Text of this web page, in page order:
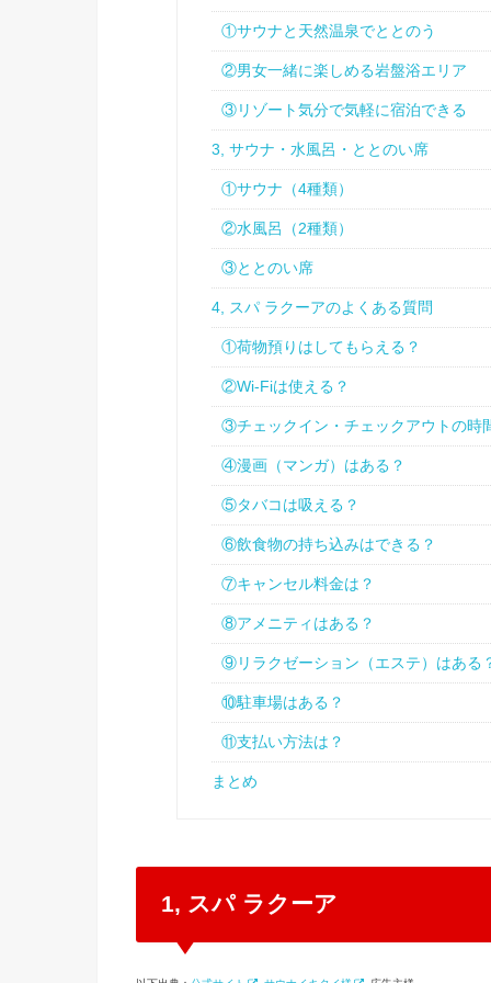
①サウナと天然温泉でととのう
②男女一緒に楽しめる岩盤浴エリア
③リゾート気分で気軽に宿泊できる
3, サウナ・水風呂・ととのい席
①サウナ（4種類）
②水風呂（2種類）
③ととのい席
4, スパ ラクーアのよくある質問
①荷物預りはしてもらえる？
②Wi-Fiは使える？
③チェックイン・チェックアウトの時
④漫画（マンガ）はある？
⑤タバコは吸える？
⑥飲食物の持ち込みはできる？
⑦キャンセル料金は？
⑧アメニティはある？
⑨リラクゼーション（エステ）はある
⑩駐車場はある？
⑪支払い方法は？
まとめ
1, スパ ラクーア